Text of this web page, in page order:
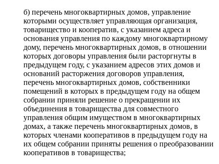
б) перечень многоквартирных домов, управление
которыми осуществляет управляющая организация,
товарищество и кооператив, с указанием адреса и
основания управления по каждому многоквартирному
дому, перечень многоквартирных домов, в отношении
которых договоры управления были расторгнуты в
предыдущем году, с указанием адресов этих домов и
оснований расторжения договоров управления,
перечень многоквартирных домов, собственники
помещений в которых в предыдущем году на общем
собрании приняли решение о прекращении их
объединения в товарищества для совместного
управления общим имуществом в многоквартирных
домах, а также перечень многоквартирных домов, в
которых членами кооперативов в предыдущем году на
их общем собрании приняты решения о преобразовании
кооперативов в товарищества;